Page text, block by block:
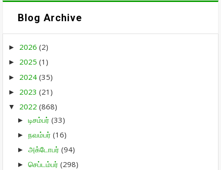
Blog Archive
► 2026 (2)
► 2025 (1)
► 2024 (35)
► 2023 (21)
▼ 2022 (868)
► டிசம்பர் (33)
► நவம்பர் (16)
► அக்டோபர் (94)
► செப்டம்பர் (298)